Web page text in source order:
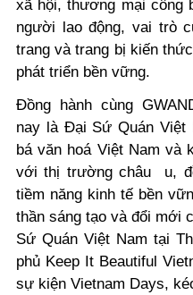
xã hội, thương mại công
người lao động, vai trò
trang và trang bị kiến
phát triển bền vững.
Đồng hành cùng
nay là Đại Sứ Quán Việt
bá văn hoá Việt Nam và
với thị trường châu u,
tiềm năng kinh tế bền
thần sáng tạo và đổi mới
Sứ Quán Việt Nam tại
phủ Keep It Beautiful
sự kiện Vietnam Days,